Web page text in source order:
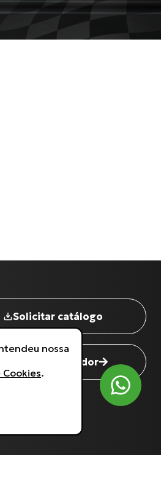
Solicitar catálogo
Seja um revendedor
aPolítica de Privacidade.
nossa
.